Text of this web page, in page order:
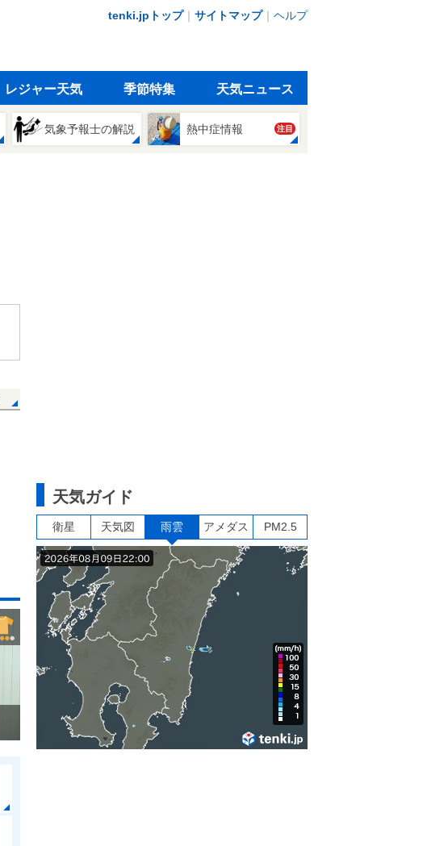
tenki.jpトップ｜ サイトマップ｜ ヘルプ
レジャー天気 季節特集 天気ニュース
気象予報士の解説 熱中症情報 注目
天気ガイド
衛星 天気図 雨雲 アメダス PM2.5